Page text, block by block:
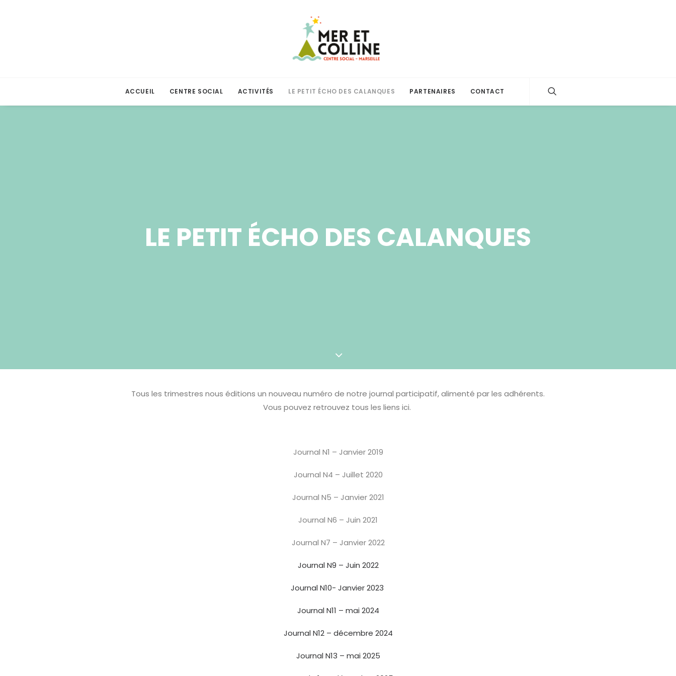
ACCUEIL CENTRE SOCIAL ACTIVITÉS LE PETIT ÉCHO DES CALANQUES PARTENAIRES CONTACT
LE PETIT ÉCHO DES CALANQUES
Tous les trimestres nous éditions un nouveau numéro de notre journal participatif, alimenté par les adhérents.
Vous pouvez retrouvez tous les liens ici.
Journal N1 – Janvier 2019
Journal N4 – Juillet 2020
Journal N5 – Janvier 2021
Journal N6 – Juin 2021
Journal N7 – Janvier 2022
Journal N9 – Juin 2022
Journal N10- Janvier 2023
Journal N11 – mai 2024
Journal N12 – décembre 2024
Journal N13 – mai 2025